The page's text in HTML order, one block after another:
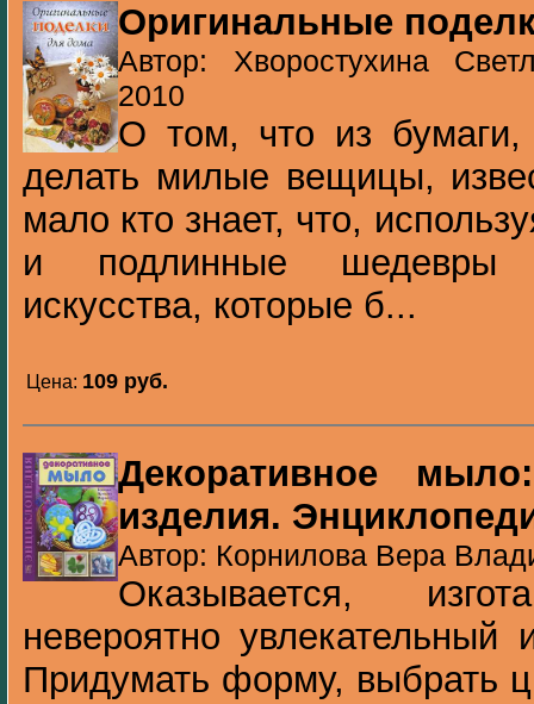
Оригинальные
Автор: Хворостухина
2010
О том, что из
делать милые вещицы,
мало кто знает, что,
и подлинные шедевры
искусства, которые б...
Цена: 109 pуб.
Декоративное
изделия.
Автор: Корнилова Вера
Оказывается,
невероятно увлекательный
Придумать форму, выбрать